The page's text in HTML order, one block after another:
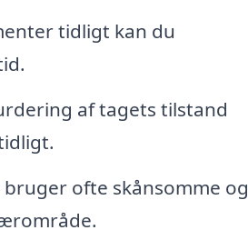
tidligt kan du
af tagets tilstand
ofte skånsomme og